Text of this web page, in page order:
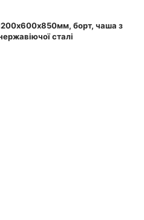
борт, чаша з
сталі